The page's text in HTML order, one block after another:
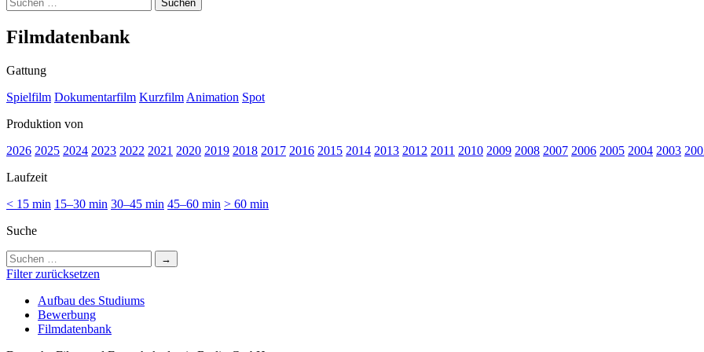
nach:
Film­da­ten­bank
Gattung
Spielfilm Dokumentarfilm Kurzfilm Animation Spot
Produktion von
2026 2025 2024 2023 2022 2021 2020 2019 2018 2017 2016 2015 2014 2013 2012 2011 2010 2009 2008 2007 2006 2005 2004 2003
Laufzeit
< 15 min 15–30 min 30–45 min 45–60 min > 60 min
Suche
Suchen
nach:
Filter zurücksetzen
Auf­bau des Stu­di­ums
Bewer­bung
Film­da­ten­bank